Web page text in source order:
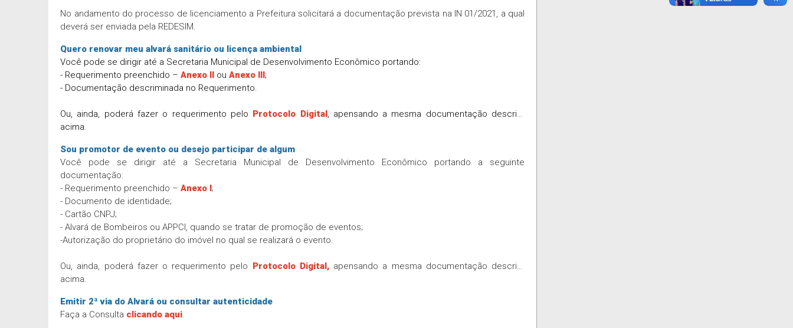
No andamento do processo de licenciamento a Prefeitura solicitará a documentação prevista na IN 01/2021, a qual
deverá ser enviada pela REDESIM.
Quero renovar meu alvará sanitário ou licença ambiental
Você pode se dirigir até a Secretaria Municipal de Desenvolvimento Econômico portando:
- Requerimento preenchido – Anexo II ouAnexo III;
- Documentação descriminada no Requerimento.
Ou, ainda, poderá fazer o requerimento pelo Protocolo Digital, apensando a mesma documentação descrita
acima.
Sou promotor de evento ou desejo participar de algum
Você pode se dirigir até a Secretaria Municipal de Desenvolvimento Econômico portando a seguinte
documentação:
- Requerimento preenchido –Anexo I;
- Documento de identidade;
- Cartão CNPJ;
- Alvará de Bombeiros ou APPCI, quando se tratar de promoção de eventos;
-Autorização do proprietário do imóvel no qual se realizará o evento.
Ou, ainda, poderá fazer o requerimento pelo Protocolo Digital,apensando a mesma documentação descrita
acima.
Emitir 2ª via do Alvará ou consultar autenticidade
Faça a Consulta clicando aqui.